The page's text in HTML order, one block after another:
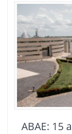
ABAE: 15